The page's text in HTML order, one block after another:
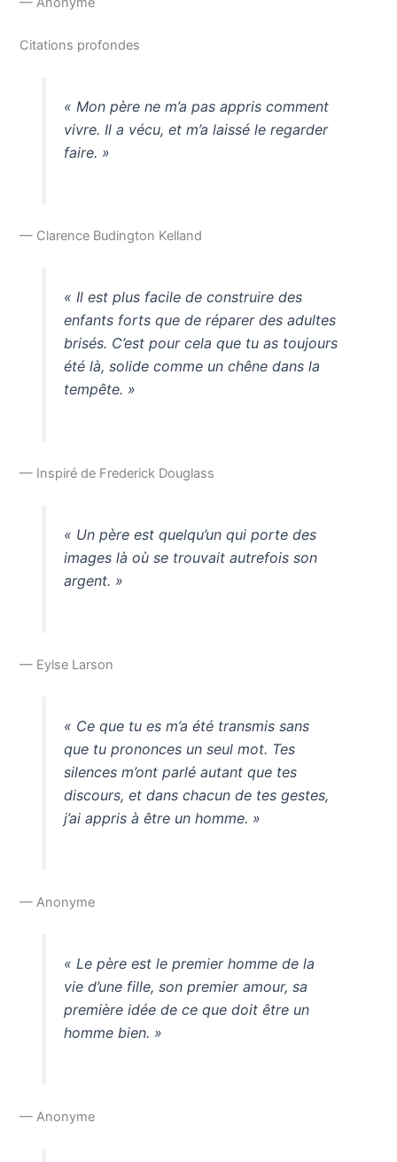
Citations profondes
« Mon père ne m’a pas appris comment
vivre. Il a vécu, et m’a laissé le regarder
faire. »
— Clarence Budington Kelland
« Il est plus facile de construire des
enfants forts que de réparer des adultes
brisés. C’est pour cela que tu as toujours
été là, solide comme un chêne dans la
tempête. »
— Inspiré de Frederick Douglass
« Un père est quelqu’un qui porte des
images là où se trouvait autrefois son
argent. »
— Eylse Larson
« Ce que tu es m’a été transmis sans
que tu prononces un seul mot. Tes
silences m’ont parlé autant que tes
discours, et dans chacun de tes gestes,
j’ai appris à être un homme. »
— Anonyme
« Le père est le premier homme de la
vie d’une fille, son premier amour, sa
première idée de ce que doit être un
homme bien. »
— Anonyme